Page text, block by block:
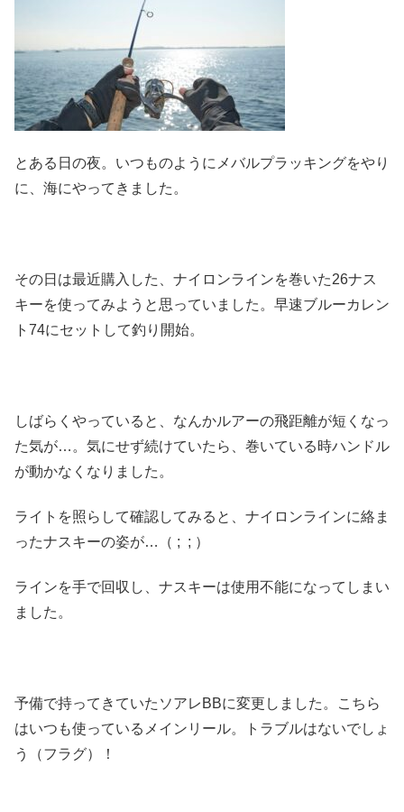
とある日の夜。いつものようにメバルプラッキングをやり
に、海にやってきました。
その日は最近購入した、ナイロンラインを巻いた26ナス
キーを使ってみようと思っていました。早速ブルーカレン
ト74にセットして釣り開始。
しばらくやっていると、なんかルアーの飛距離が短くなっ
た気が…。気にせず続けていたら、巻いている時ハンドル
が動かなくなりました。
ライトを照らして確認してみると、ナイロンラインに絡ま
ったナスキーの姿が…（ ; ; ）
ラインを手で回収し、ナスキーは使用不能になってしまい
ました。
予備で持ってきていたソアレBBに変更しました。こちら
はいつも使っているメインリール。トラブルはないでしょ
う（フラグ）！